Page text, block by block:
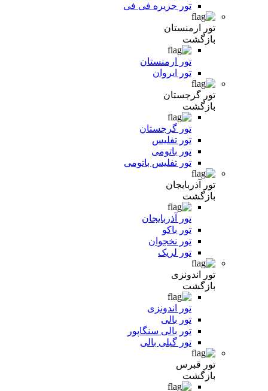
تور جزیره فی فی
تور ارمنستان
بازگشت
تور ارمنستان
تور ایروان
تور گرجستان
بازگشت
تور گرجستان
تور تفلیس
تور باتومی
تور تفلیس باتومی
تور آذربایجان
بازگشت
تور آذربایجان
تور باکو
تور نخجوان
تور لریک
تور اندونزی
بازگشت
تور اندونزی
تور بالی
تور بالی سنگاپور
تور گیلی بالی
تور قبرس
بازگشت